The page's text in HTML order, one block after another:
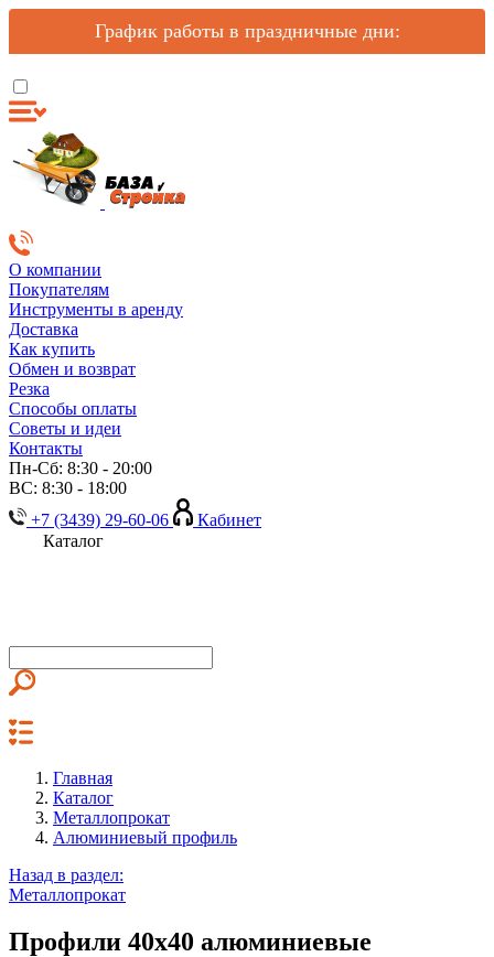
График работы в праздничные дни:
О компании
Покупателям
Инструменты в аренду
Доставка
Как купить
Обмен и возврат
Резка
Способы оплаты
Советы и идеи
Контакты
Пн-Сб: 8:30 - 20:00
ВС: 8:30 - 18:00
+7 (3439) 29-60-06
Кабинет
Каталог
Главная
Каталог
Металлопрокат
Алюминиевый профиль
Назад в раздел:
Металлопрокат
Профили 40х40 алюминиевые